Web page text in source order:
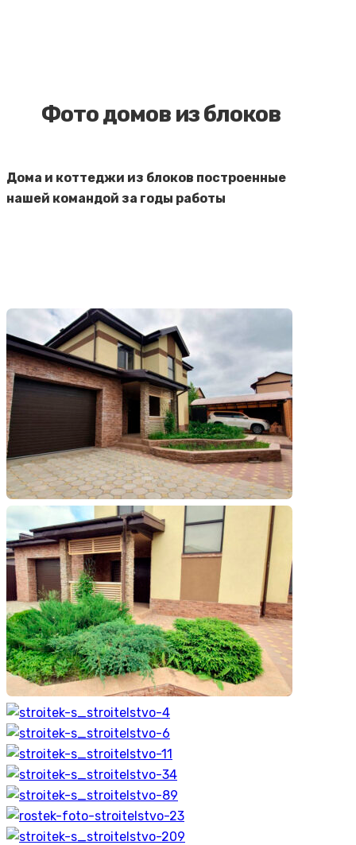
Фото домов из блоков
Дома и коттеджи из блоков построенные
нашей командой за годы работы